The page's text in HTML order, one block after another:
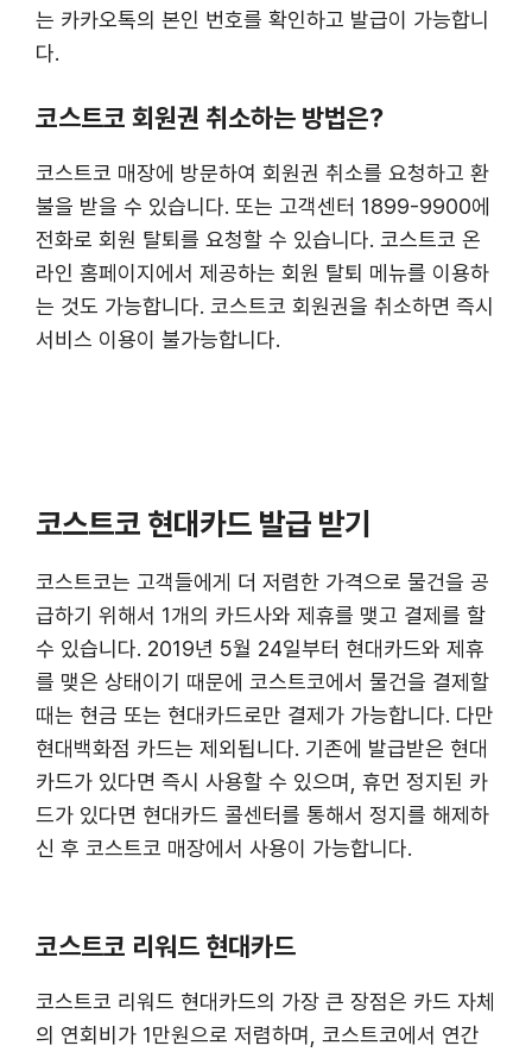
는 카카오톡의 본인 번호를 확인하고 발급이 가능합니
다.
코스트코 회원권 취소하는 방법은?
코스트코 매장에 방문하여 회원권 취소를 요청하고 환
불을 받을 수 있습니다. 또는 고객센터 1899-9900에
전화로 회원 탈퇴를 요청할 수 있습니다. 코스트코 온
라인 홈페이지에서 제공하는 회원 탈퇴 메뉴를 이용하
는 것도 가능합니다. 코스트코 회원권을 취소하면 즉시
서비스 이용이 불가능합니다.
코스트코 현대카드 발급 받기
코스트코는 고객들에게 더 저렴한 가격으로 물건을 공
급하기 위해서 1개의 카드사와 제휴를 맺고 결제를 할
수 있습니다. 2019년 5월 24일부터 현대카드와 제휴
를 맺은 상태이기 때문에 코스트코에서 물건을 결제할
때는 현금 또는 현대카드로만 결제가 가능합니다. 다만
현대백화점 카드는 제외됩니다. 기존에 발급받은 현대
카드가 있다면 즉시 사용할 수 있으며, 휴먼 정지된 카
드가 있다면 현대카드 콜센터를 통해서 정지를 해제하
신 후 코스트코 매장에서 사용이 가능합니다.
코스트코 리워드 현대카드
코스트코 리워드 현대카드의 가장 큰 장점은 카드 자체
의 연회비가 1만원으로 저렴하며, 코스트코에서 연간